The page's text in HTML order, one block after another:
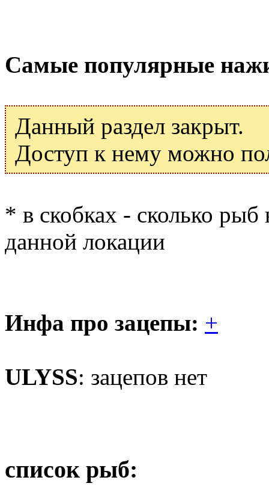
Самые популярные
Данный раздел закрыт.
Доступ к нему можно
* в скобках - сколько
данной локации
Инфа про зацепы: +
ULYSS: зацепов нет
список рыб: